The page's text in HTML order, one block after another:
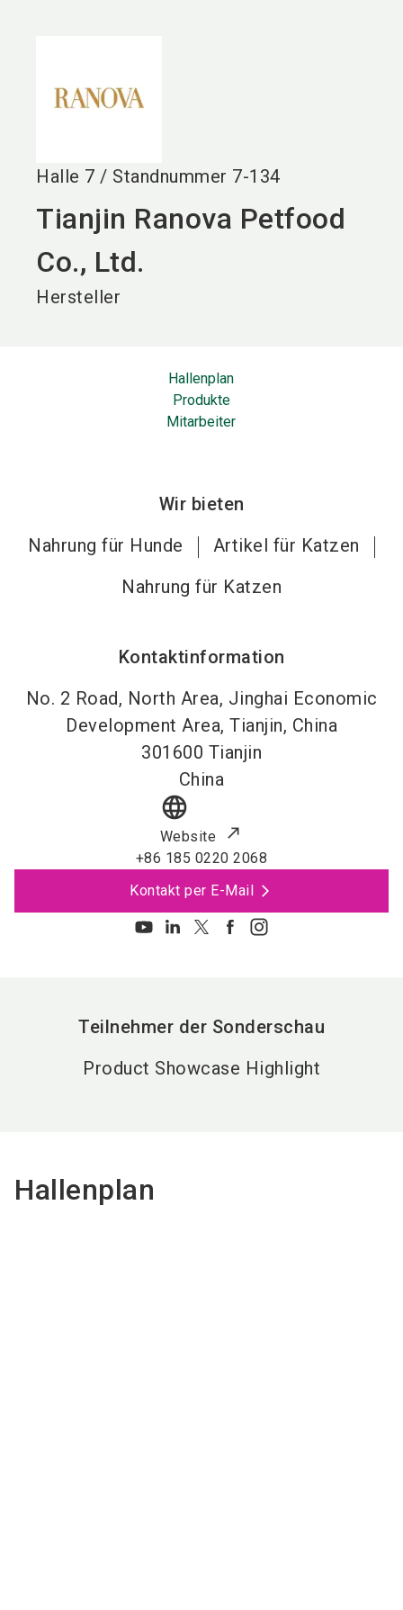
Halle 7 / Standnummer 7-134
Tianjin Ranova Petfood
Co., Ltd.
Hersteller
Hallenplan
Produkte
Mitarbeiter
Wir bieten
Nahrung für Hunde
Artikel für Katzen
Nahrung für Katzen
Kontaktinformation
No. 2 Road, North Area, Jinghai Economic
Development Area, Tianjin, China
301600 Tianjin
China
language
Website
+86 185 0220 2068
Kontakt per E-Mail
Teilnehmer der Sonderschau
Product Showcase Highlight
Hallenplan